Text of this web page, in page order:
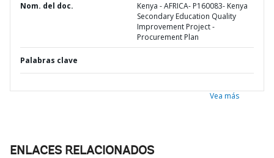
Nom. del doc.
Kenya - AFRICA- P160083- Kenya
Secondary Education Quality
Improvement Project -
Procurement Plan
Palabras clave
Vea más
ENLACES RELACIONADOS